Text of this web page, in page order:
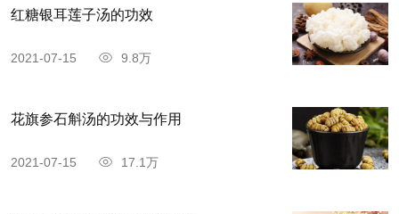
红糖银耳莲子汤的功效
2021-07-15 9.8万
花旗参石斛汤的功效与作用
2021-07-15 17.1万